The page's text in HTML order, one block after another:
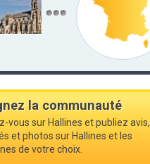
la communauté
vous sur Hallines et publiez avis,
et photos sur Hallines et les
de votre choix.